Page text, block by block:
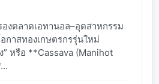
งตลาดเอทานอล–อุตสาหกรรม
กาสทองเกษตรกรรุ่นใหม่
” หรือ **Cassava (Manihot